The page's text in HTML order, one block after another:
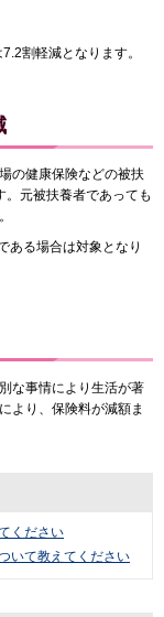
割軽減となります。
の健康保険などの被扶
元被扶養者であっても
ある場合は対象となり
な事情により生活が著
より、保険料が減額ま
ください
いて教えてください